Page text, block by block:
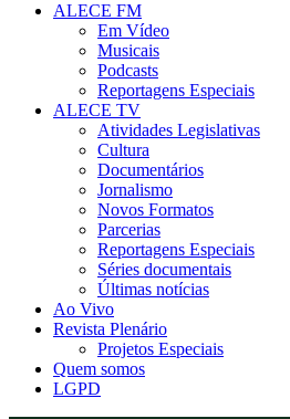
ALECE FM
Em Vídeo
Musicais
Podcasts
Reportagens Especiais
ALECE TV
Atividades Legislativas
Cultura
Documentários
Jornalismo
Novos Formatos
Parcerias
Reportagens Especiais
Séries documentais
Últimas notícias
Ao Vivo
Revista Plenário
Projetos Especiais
Quem somos
LGPD